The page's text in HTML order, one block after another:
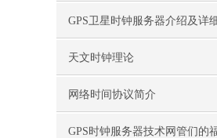
GPS卫星时钟服务器介绍及详
天文时钟理论
网络时间协议简介
GPS时钟服务器技术网管们的